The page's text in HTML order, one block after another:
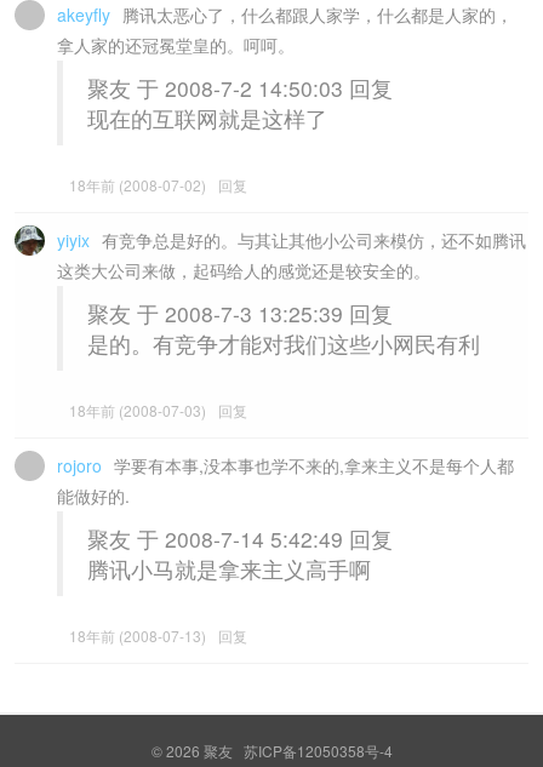
akeyfly 腾讯太恶心了，什么都跟人家学，什么都是人家的，
拿人家的还冠冕堂皇的。呵呵。
聚友 于 2008-7-2 14:50:03 回复
现在的互联网就是这样了
18年前 (2008-07-02) 回复
yiyix 有竞争总是好的。与其让其他小公司来模仿，还不如腾讯
这类大公司来做，起码给人的感觉还是较安全的。
聚友 于 2008-7-3 13:25:39 回复
是的。有竞争才能对我们这些小网民有利
18年前 (2008-07-03) 回复
rojoro 学要有本事,没本事也学不来的,拿来主义不是每个人都
能做好的.
聚友 于 2008-7-14 5:42:49 回复
腾讯小马就是拿来主义高手啊
18年前 (2008-07-13) 回复
© 2026 聚友 苏ICP备12050358号-4